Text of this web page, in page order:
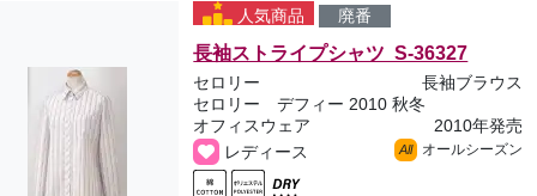
人気商品 廃番
長袖ストライプシャツ S-36327
セロリー
長袖ブラウス
セロリー デフィー 2010 秋冬
オフィスウェア
2010年発売
レディース
All オールシーズン